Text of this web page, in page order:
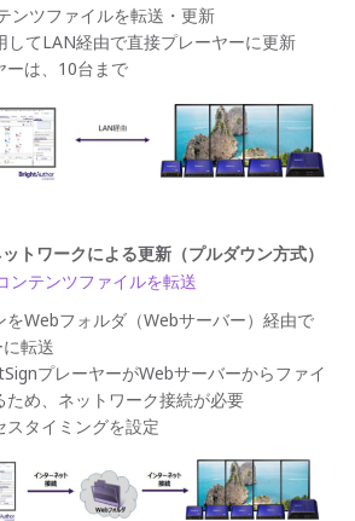
ンツファイルを転送・更新
してLAN経由で直接プレーヤーに更新
ーは、10台まで
トワークによる更新（プルダウン方式）
ンテンツファイルを転送
をWebフォルダ（Webサーバー）経由で
転送
プレーヤーがWebサーバーからファイ
ため、ネットワーク接続が必要
スタイミングを設定